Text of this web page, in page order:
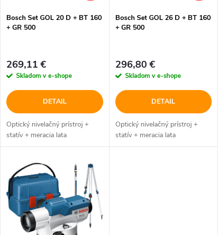
p
o
d
u
k
t
o
v
p
r
o
d
u
k
o
v
Bosch Set GOL 20 D + BT 160
+ GR 500
269,11 €
Skladom v e-shope
DETAIL
Optický nivelačný prístroj +
statív + meracia lata
Bosch Set GOL 26 D + BT 160
+ GR 500
296,80 €
Skladom v e-shope
DETAIL
Optický nivelačný prístroj +
statív + meracia lata